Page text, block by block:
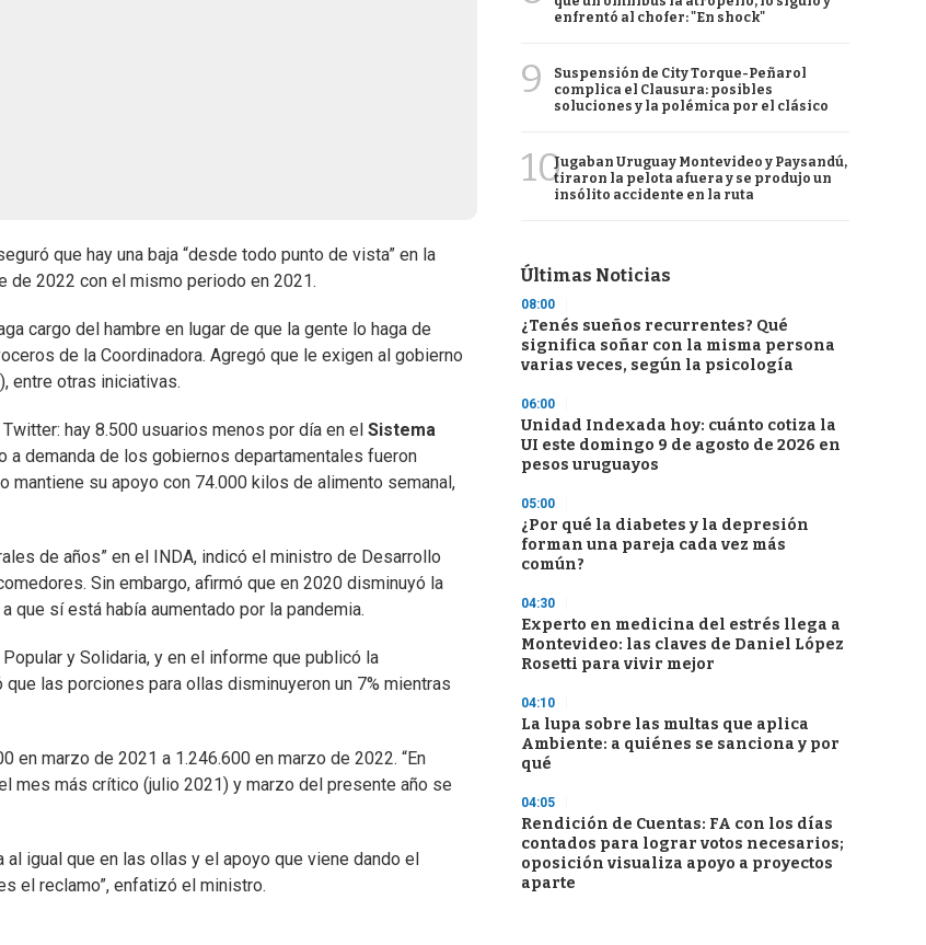
que hay una baja “desde todo punto de vista” en la
de 2022 con el mismo periodo en 2021.
cargo del hambre en lugar de que la gente lo haga de
de la Coordinadora. Agregó que le exigen al gobierno
), entre otras iniciativas.
hay 8.500 usuarios menos por día en el Sistema
a demanda de los gobiernos departamentales fueron
mantiene su apoyo con 74.000 kilos de alimento semanal,
de años” en el INDA, indicó el ministro de Desarrollo
Sin embargo, afirmó que en 2020 disminuyó la
que sí está había aumentado por la pandemia.
y Solidaria, y en el informe que publicó la
las porciones para ollas disminuyeron un 7% mientras
en marzo de 2021 a 1.246.600 en marzo de 2022. “En
mes más crítico (julio 2021) y marzo del presente año se
igual que en las ollas y el apoyo que viene dando el
el reclamo”, enfatizó el ministro.
enfrentó al chofer: "En shock"
9
Suspensión de City Torque-Peñarol
complica el Clausura: posibles
soluciones y la polémica por el clásico
10Jugaban Uruguay Montevideo y Paysandú,
tiraron la pelota afuera y se produjo un
insólito accidente en la ruta
Últimas Noticias
08:00
¿Tenés sueños recurrentes? Qué
significa soñar con la misma persona
varias veces, según la psicología
06:00
Unidad Indexada hoy: cuánto cotiza la
UI este domingo 9 de agosto de 2026 en
pesos uruguayos
05:00
¿Por qué la diabetes y la depresión
forman una pareja cada vez más
común?
04:30
Experto en medicina del estrés llega a
Montevideo: las claves de Daniel López
Rosetti para vivir mejor
04:10
La lupa sobre las multas que aplica
Ambiente: a quiénes se sanciona y por
qué
04:05
Rendición de Cuentas: FA con los días
contados para lograr votos necesarios;
oposición visualiza apoyo a proyectos
aparte